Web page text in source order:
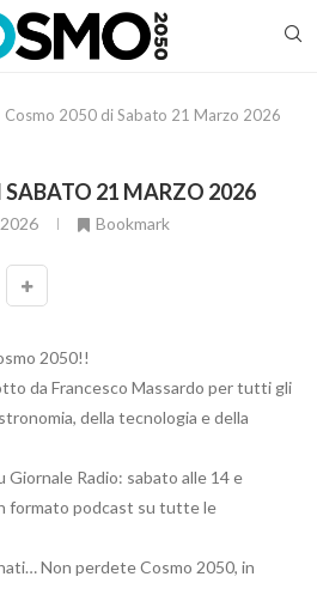
Cosmo 2050 di Sabato 21 Marzo 2026
21 MARZO 2026
Bookmark
2050!!
da Francesco Massardo per tutti gli
della tecnologia e della
Radio: sabato alle 14 e
formato podcast su tutte le
Non perdete Cosmo 2050, in